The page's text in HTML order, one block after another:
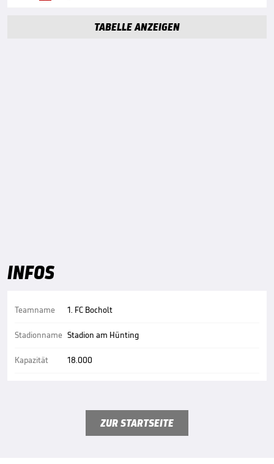
TABELLE ANZEIGEN
INFOS
Teamname
Stadionname
Kapazität
1. FC Bocholt
Stadion am Hünting
18.000
ZUR STARTSEITE